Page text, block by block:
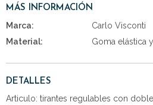
MÁS INFORMACIÓN
Marca:
Carlo Visconti
Material:
Goma elástica y
DETALLES
Articulo: tirantes regulables con